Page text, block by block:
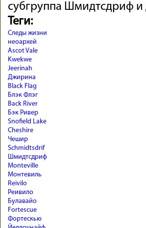
суб­группа Шмидтсд­риф и
Теги:
Следы жизни
неоархей
Ascot Vale
Kwekwe
Jeerinah
Джирина
Black Flag
Блэк Флэг
Back River
Бэк Ривер
Snoﬁeld Lake
Cheshire
Чешир
Schmidtsdrif
Шмидтсдриф
Monteville
Монтевиль
Reivilo
Реивило
Булавайо
Fortescue
Фортескью